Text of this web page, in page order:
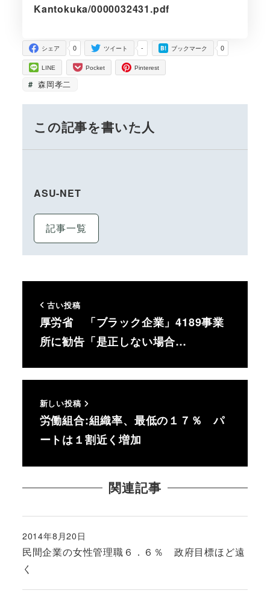
Kantokuka/0000032431.pdf
0
シェア -
ツイート 0
ブックマーク
LINE Pocket Pinterest
森岡孝二
この記事を書いた人
ASU-NET
記事一覧
古い投稿
厚労省 「ブラック企業」4189事業
所に勧告「是正しない場合…
新しい投稿
労働組合:組織率、最低の１７％ パ
ートは１割近く増加
関連記事
民間企業の女性管理職６．６％ 政府目標ほど遠
く
投稿日
2014年8月20日